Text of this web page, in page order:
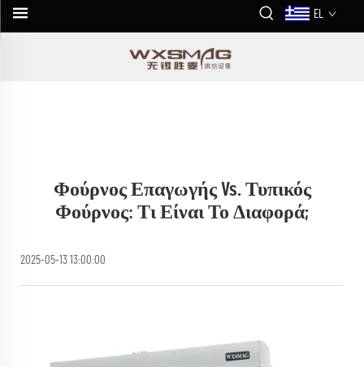
EL
Φούρνος Επαγωγής Vs. Τυπικός
Φούρνος: Τι Είναι Το Διαφορά;
2025-05-13 13:00:00